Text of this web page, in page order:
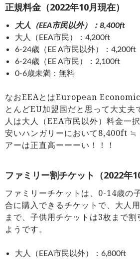
正規料金（2022年10月現在）
大人（EEA市民以外）：8,400ft
大人（EEA市民）：4,200ft
6-24歳（EE A市民以外）：4,200ft
6-24歳（EE A市民）：2,100ft
0-6歳未満：無料
なおEEAとはEuropean
とんどEU加盟国だと思って大丈夫
人は大人（EEA市民以外）料金一
安いハンガリーにおいて8,400ft ≒
アーは正直高ーーーい！！！
ファミリー割チケット（2022年
ファミリーチケットは、0-14歳の
合に購入できるチケットで、大人
まで、子供用チケットは3枚まで
ようです。
大人（EEA市民以外）：6,800ft